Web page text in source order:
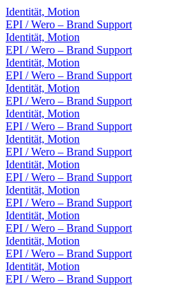
Identität, Motion
EPI / Wero – Brand Support
Identität, Motion
EPI / Wero – Brand Support
Identität, Motion
EPI / Wero – Brand Support
Identität, Motion
EPI / Wero – Brand Support
Identität, Motion
EPI / Wero – Brand Support
Identität, Motion
EPI / Wero – Brand Support
Identität, Motion
EPI / Wero – Brand Support
Identität, Motion
EPI / Wero – Brand Support
Identität, Motion
EPI / Wero – Brand Support
Identität, Motion
EPI / Wero – Brand Support
Identität, Motion
EPI / Wero – Brand Support